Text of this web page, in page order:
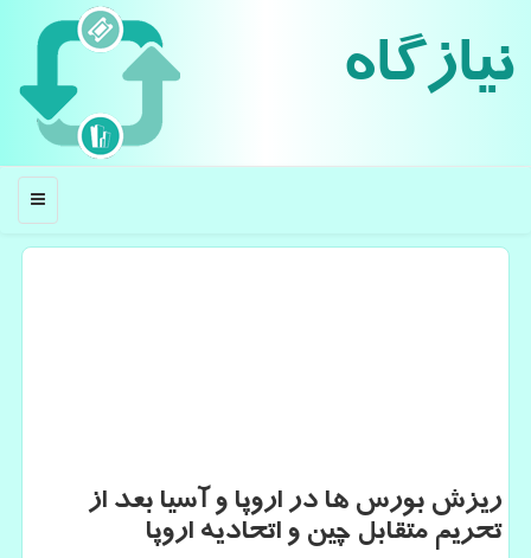
نیازگاه
منو
ریزش بورس ها در اروپا و آسیا بعد از
تحریم متقابل چین و اتحادیه اروپا